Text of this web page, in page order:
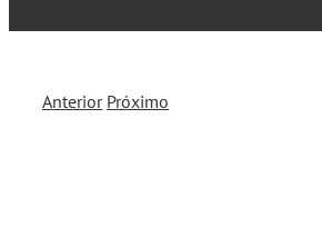
Anterior Próximo